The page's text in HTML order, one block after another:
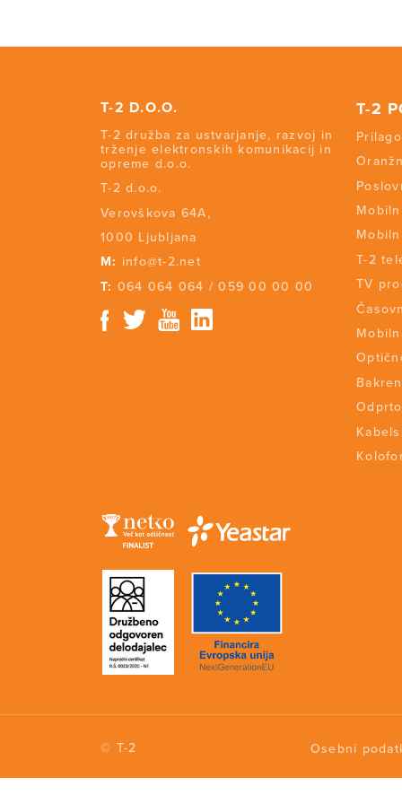
T-2 D.O.O.
T-2 družba za ustvarjanje, razvoj in
trženje elektronskih komunikacij in
opreme d.o.o.
T-2 d.o.o.
Verovškova 64A,
1000 Ljubljana
M: info@t-2.net
T: 064 064 064 /059 00 00 00
T-2
T-2
TV
© T-2 Osebni